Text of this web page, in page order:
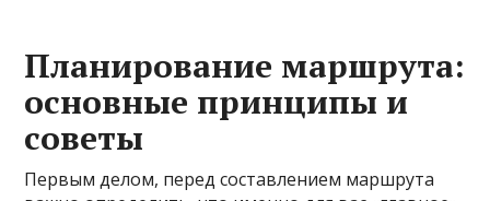
Планирование маршрута:
основные принципы и
советы
Первым делом, перед составлением маршрута